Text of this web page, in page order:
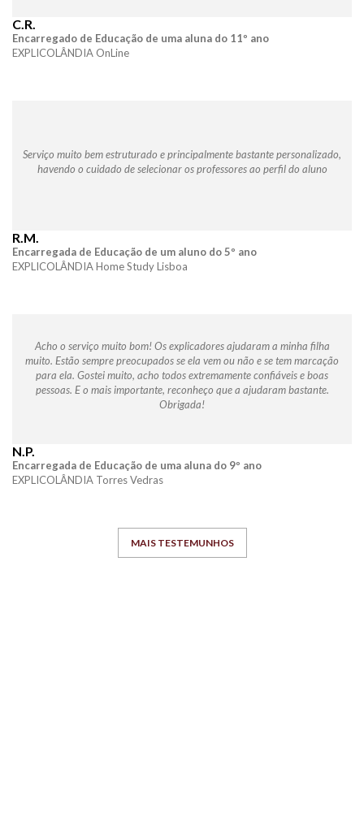
C.R.
Encarregado de Educação de uma aluna do 11º ano
EXPLICOLÂNDIA OnLine
Serviço muito bem estruturado e principalmente bastante personalizado,
havendo o cuidado de selecionar os professores ao perfil do aluno
R.M.
Encarregada de Educação de um aluno do 5º ano
EXPLICOLÂNDIA Home Study Lisboa
Acho o serviço muito bom! Os explicadores ajudaram a minha filha
muito. Estão sempre preocupados se ela vem ou não e se tem marcação
para ela. Gostei muito, acho todos extremamente confiáveis e boas
pessoas. E o mais importante, reconheço que a ajudaram bastante.
Obrigada!
N.P.
Encarregada de Educação de uma aluna do 9º ano
EXPLICOLÂNDIA Torres Vedras
MAIS TESTEMUNHOS